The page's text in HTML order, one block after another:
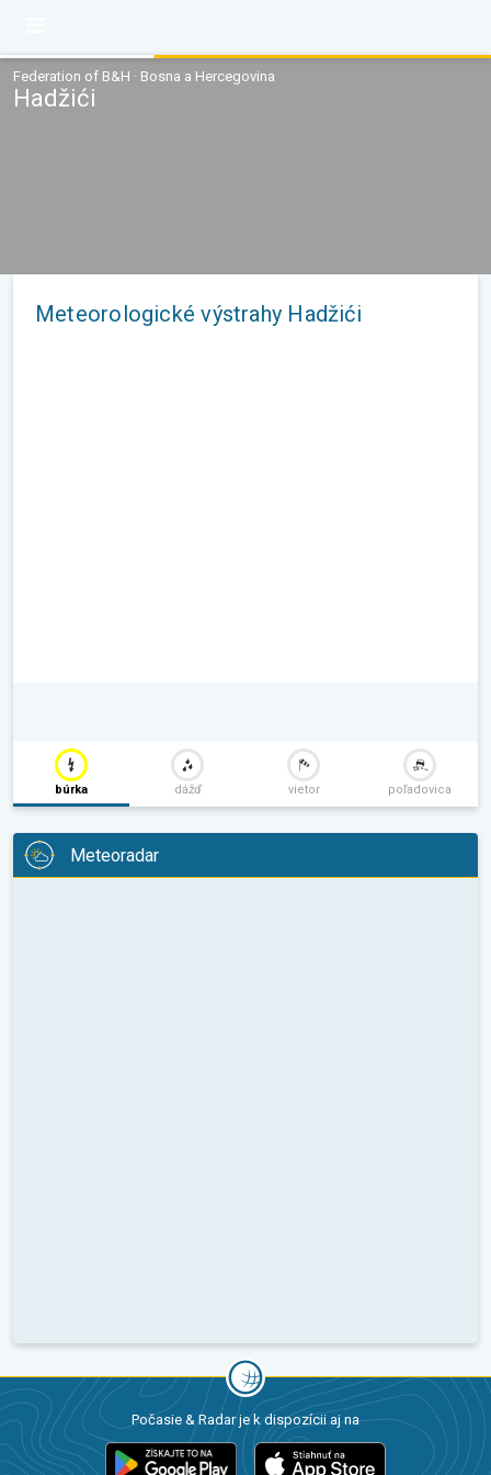
Federation of B&H · Bosna a Hercegovina
Hadžići
Meteorologické výstrahy Hadžići
búrka dážď vietor poľadovica
Meteoradar
Počasie & Radar je k dispozícii aj na